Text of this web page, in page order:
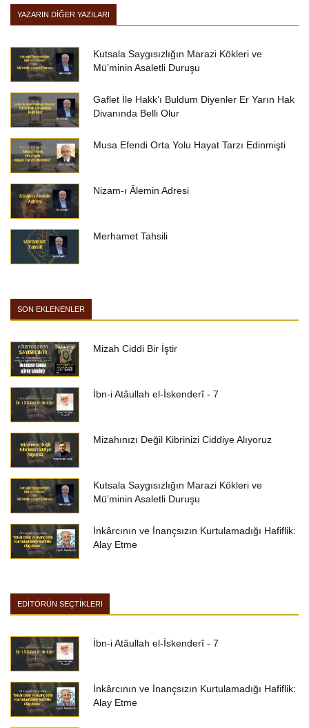
YAZARIN DIĞER YAZILARI
Kutsala Saygısızlığın Marazi Kökleri ve
Mü’minin Asaletli Duruşu
Gaflet İle Hakk’ı Buldum Diyenler Er Yarın Hak
Divanında Belli Olur
Musa Efendi Orta Yolu Hayat Tarzı Edinmişti
Nizam-ı Âlemin Adresi
Merhamet Tahsili
SON EKLENENLER
Mizah Ciddi Bir İştir
İbn-i Atâullah el-İskenderî - 7
Mizahınızı Değil Kibrinizi Ciddiye Alıyoruz
Kutsala Saygısızlığın Marazi Kökleri ve
Mü’minin Asaletli Duruşu
İnkârcının ve İnançsızın Kurtulamadığı Hafiflik:
Alay Etme
EDİTÖRÜN SEÇTİKLERİ
İbn-i Atâullah el-İskenderî - 7
İnkârcının ve İnançsızın Kurtulamadığı Hafiflik:
Alay Etme